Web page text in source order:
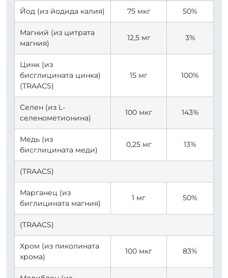
Йод (из йодида калия) 75 мкг 50%
Магний (из цитрата
магния)
12,5 мг 3%
Цинк (из
бисглицината цинка)
(TRAACS)
15 мг 100%
Селен (из L-
селенометионина)
100 мкг 143%
Медь (из
бисглицината меди)
0,25 мг 13%
(TRAACS)
Марганец (из
биглицината магния)
1 мг 50%
(TRAACS)
Хром (из пиколината
хрома)
100 мкг 83%